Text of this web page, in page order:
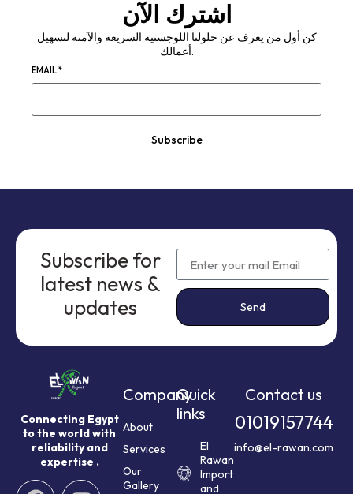
اشترك الآن
كن أول من يعرف عن حلولنا اللوجستية السريعة والآمنة لتسهيل
أعمالك.
EMAIL*
Subscribe
Subscribe for
latest news &
updates
Send
Connecting Egypt
to the world with
reliability and
expertise .
Company
About
Services
Our
Gallery
Quick
links
El
Rawan
Import
and
Contact us
01019157744
info@el-rawan.com